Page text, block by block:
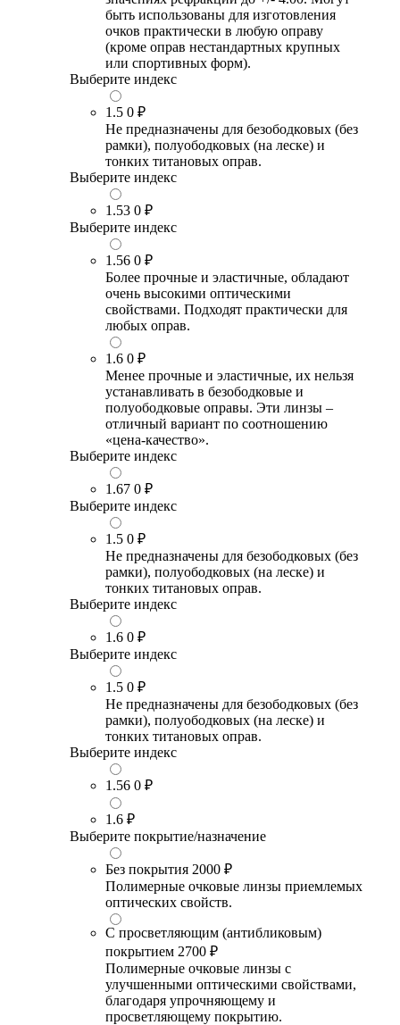
быть использованы для изготовления
очков практически в любую оправу
(кроме оправ нестандартных крупных
или спортивных форм).
Выберите индекс
1.5 0 ₽
Не предназначены для безободковых (без
рамки), полуободковых (на леске) и
тонких титановых оправ.
Выберите индекс
1.53 0 ₽
Выберите индекс
1.56 0 ₽
Более прочные и эластичные, обладают
очень высокими оптическими
свойствами. Подходят практически для
любых оправ.
1.6 0 ₽
Менее прочные и эластичные, их нельзя
устанавливать в безободковые и
полуободковые оправы. Эти линзы –
отличный вариант по соотношению
«цена-качество».
Выберите индекс
1.67 0 ₽
Выберите индекс
1.5 0 ₽
Не предназначены для безободковых (без
рамки), полуободковых (на леске) и
тонких титановых оправ.
Выберите индекс
1.6 0 ₽
Выберите индекс
1.5 0 ₽
Не предназначены для безободковых (без
рамки), полуободковых (на леске) и
тонких титановых оправ.
Выберите индекс
1.56 0 ₽
1.6 ₽
Выберите покрытие/назначение
Без покрытия 2000 ₽
Полимерные очковые линзы приемлемых
оптических свойств.
С просветляющим (антибликовым)
покрытием 2700 ₽
Полимерные очковые линзы с
улучшенными оптическими свойствами,
благодаря упрочняющему и
просветляющему покрытию.